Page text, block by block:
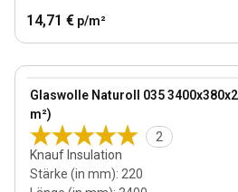
14,71 € p/m²
Glaswolle Naturoll 035
m²)
2
Knauf Insulation
Stärke (in mm): 220
View product